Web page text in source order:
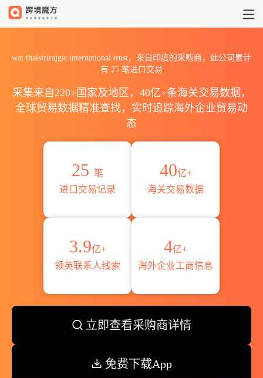
wat thaisirirajgir international trust，来自印度的采购商，此公司累计
有 25 笔进口交易
采集来自220+国家及地区，40亿+条海关交易数据，
全球贸易数据精准查找，实时追踪海外企业贸易动
态
25 笔
进口交易记录
40亿+
海关交易数据
3.9亿+
领英联系人线索
4亿+
海外企业工商信息
立即查看采购商详情
免费下载App